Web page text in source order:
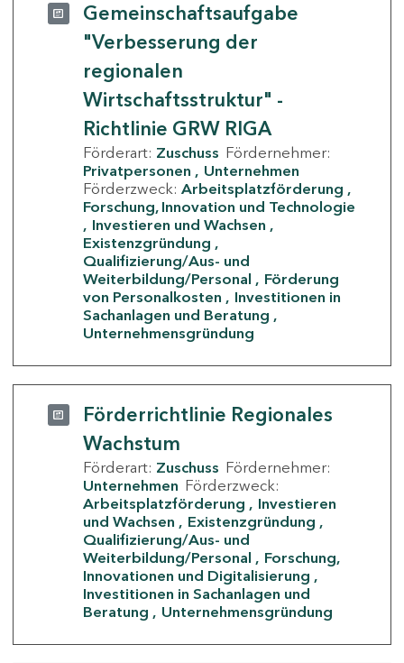
Gemeinschaftsaufgabe
"Verbesserung der
regionalen
Wirtschaftsstruktur" -
Richtlinie GRW RIGA
Förderart: Zuschuss Fördernehmer:
Privatpersonen
Unternehmen
Förderzweck: Arbeitsplatzförderung
Forschung, Innovation und Technologie
Investieren und Wachsen
Existenzgründung
Qualifizierung/Aus- und
Weiterbildung/Personal
Förderung
von Personalkosten
Investitionen in
Sachanlagen und Beratung
Unternehmensgründung
Förderrichtlinie Regionales
Wachstum
Förderart: Zuschuss Fördernehmer:
Unternehmen Förderzweck:
Arbeitsplatzförderung
Investieren
und Wachsen
Existenzgründung
Qualifizierung/Aus- und
Weiterbildung/Personal
Forschung,
Innovationen und Digitalisierung
Investitionen in Sachanlagen und
Beratung
Unternehmensgründung